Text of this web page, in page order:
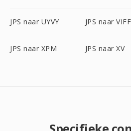
JPS naar UYVY JPS naar VIFF
JPS naar XPM JPS naar XV